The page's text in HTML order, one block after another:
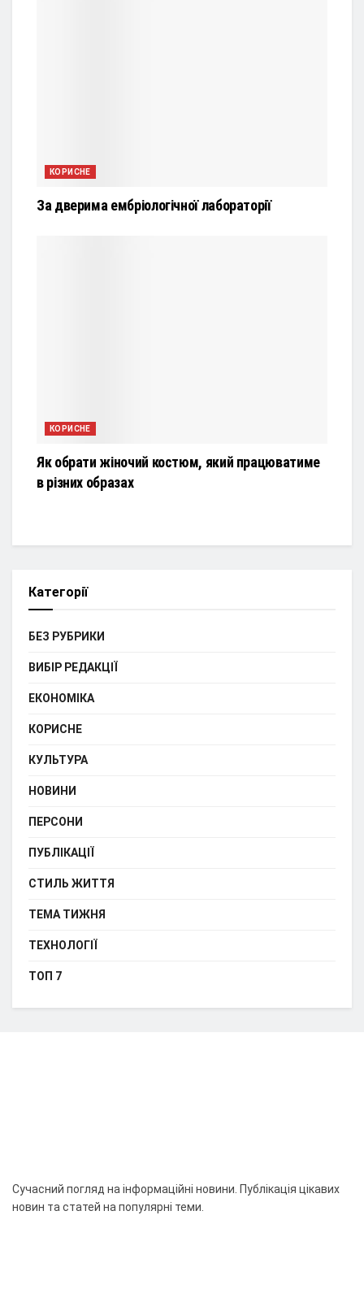
КОРИСНЕ
За дверима ембріологічної лабораторії
КОРИСНЕ
Як обрати жіночий костюм, який працюватиме
в різних образах
Категорії
БЕЗ РУБРИКИ
ВИБІР РЕДАКЦІЇ
ЕКОНОМІКА
КОРИСНЕ
КУЛЬТУРА
НОВИНИ
ПЕРСОНИ
ПУБЛІКАЦІЇ
СТИЛЬ ЖИТТЯ
ТЕМА ТИЖНЯ
ТЕХНОЛОГІЇ
ТОП 7
Сучасний погляд на інформаційні новини. Публікація цікавих
новин та статей на популярні теми.